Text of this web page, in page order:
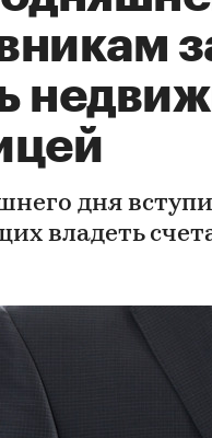
дня
владеть